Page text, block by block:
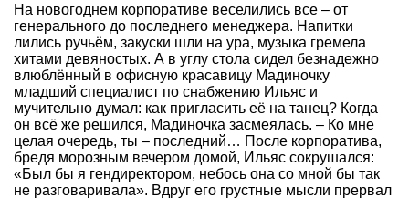
На новогоднем корпоративе веселились все – от
генерального до последнего менеджера. Напитки
лились ручьём, закуски шли на ура, музыка гремела
хитами девяностых. А в углу стола сидел безнадежно
влюблённый в офисную красавицу Мадиночку
младший специалист по снабжению Ильяс и
мучительно думал: как пригласить её на танец? Когда
он всё же решился, Мадиночка засмеялась. – Ко мне
целая очередь, ты – последний… После корпоратива,
бредя морозным вечером домой, Ильяс сокрушался:
«Был бы я гендиректором, небось она со мной бы так
не разговаривала». Вдруг его грустные мысли прервал